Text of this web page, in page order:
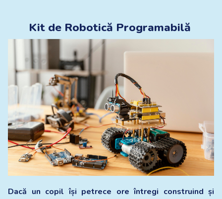
Kit de Robotică Programabilă
Dacă un copil își petrece ore întregi construind și